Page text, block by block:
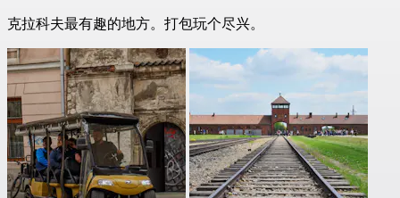
克拉科夫最有趣的地方。打包玩个尽兴。